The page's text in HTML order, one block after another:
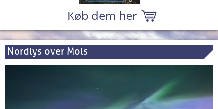
Køb dem her
Nordlys over Mols